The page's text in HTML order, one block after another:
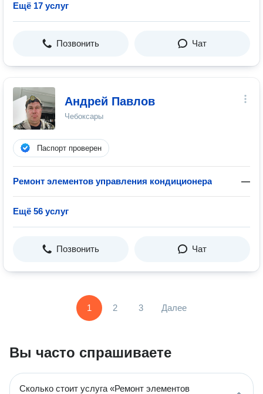
Ещё 17 услуг
Позвонить Чат
Андрей Павлов
Чебоксары
Паспорт проверен
Ремонт элементов управления кондиционера —
Ещё 56 услуг
Позвонить Чат
1 2 3 Далее
Вы часто спрашиваете
Сколько стоит услуга «Ремонт элементов